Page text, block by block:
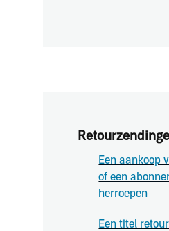
Een aankoop
of een
herroepen
Een titel